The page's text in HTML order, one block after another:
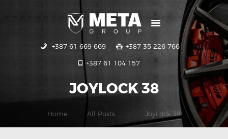
+387 61 669 669 +387 35 226 766
+387 61 104 157
JOYLOCK 38
Home All Posts ... JoyLock 38
POČETNA
USLUGE
GALERIJA
KONTAKT